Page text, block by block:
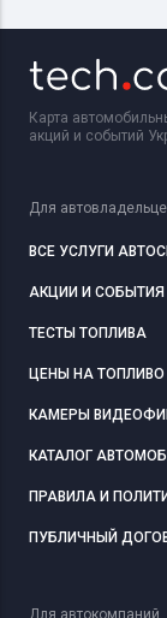
Карта
акций и событий
Для
ВСЕ УСЛУГИ
АКЦИИ И СОБЫТИЯ
ТЕСТЫ ТОПЛИВА
ЦЕНЫ НА ТОПЛИВО
КАМЕРЫ
КАТАЛОГ
ПРАВИЛА И
ПУБЛИЧНЫЙ
Для автокомпаний